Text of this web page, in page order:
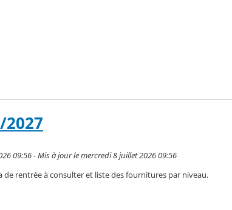
2027
09:56 - Mis à jour le mercredi 8 juillet 2026 09:56
de rentrée à consulter et liste des fournitures par niveau.